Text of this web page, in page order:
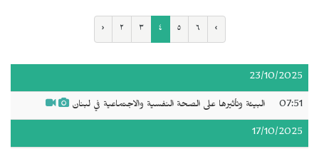
‹ ٢ ٣ ٤ ٥ ٦ ›
23/10/2025
07:51 البيئة وتأثيرها على الصحة النفسية والاجتماعية في لبنان
17/10/2025